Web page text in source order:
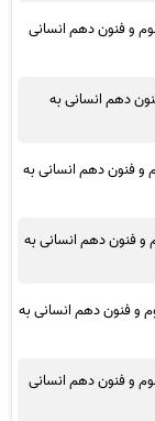
و فنون دهم انسانی
دهم انسانی به
و فنون دهم انسانی به
و فنون دهم انسانی به
و فنون دهم انسانی به
و فنون دهم انسانی